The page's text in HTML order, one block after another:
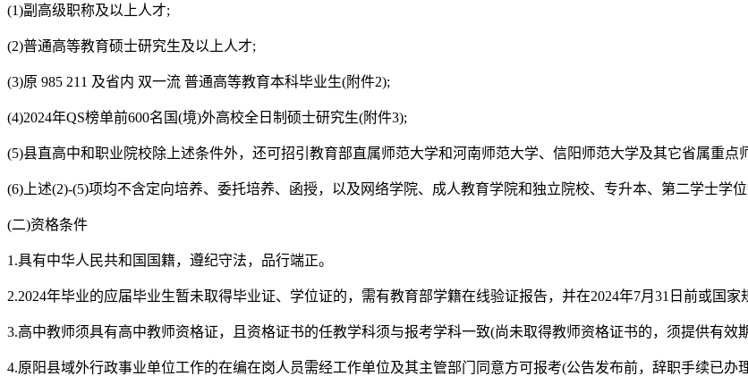
(1)副高级职称及以上人才;
(2)普通高等教育硕士研究生及以上人才;
(3)原 985 211 及省内 双一流 普通高等教育本科毕业生(附件2);
(4)2024年QS榜单前600名国(境)外高校全日制硕士研究生(附件3);
(5)县直高中和职业院校除上述条件外，还可招引教育部直属师范大学和河南师范大学、信阳师范大学及其它省属重点
(6)上述(2)-(5)项均不含定向培养、委托培养、函授，以及网络学院、成人教育学院和独立院校、专升本、第二学士学
(二)资格条件
1.具有中华人民共和国国籍，遵纪守法，品行端正。
2.2024年毕业的应届毕业生暂未取得毕业证、学位证的，需有教育部学籍在线验证报告，并在2024年7月31日前或国
3.高中教师须具有高中教师资格证，且资格证书的任教学科须与报考学科一致(尚未取得教师资格证书的，须提供有效
4.原阳县域外行政事业单位工作的在编在岗人员需经工作单位及其主管部门同意方可报考(公告发布前，辞职手续已